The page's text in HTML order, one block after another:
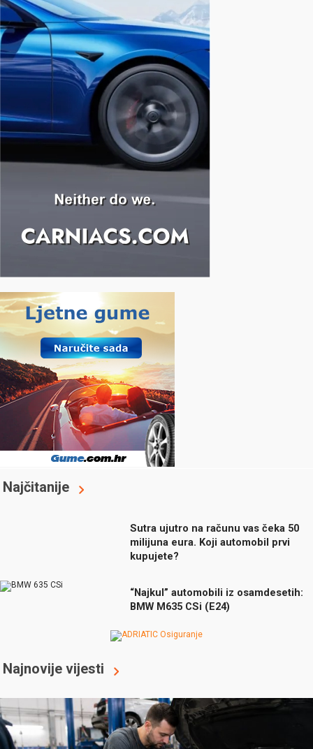
Najčitanije
Sutra ujutro na računu vas čeka 50
milijuna eura. Koji automobil prvi
kupujete?
“Najkul” automobili iz osamdesetih:
BMW M635 CSi (E24)
Najnovije vijesti